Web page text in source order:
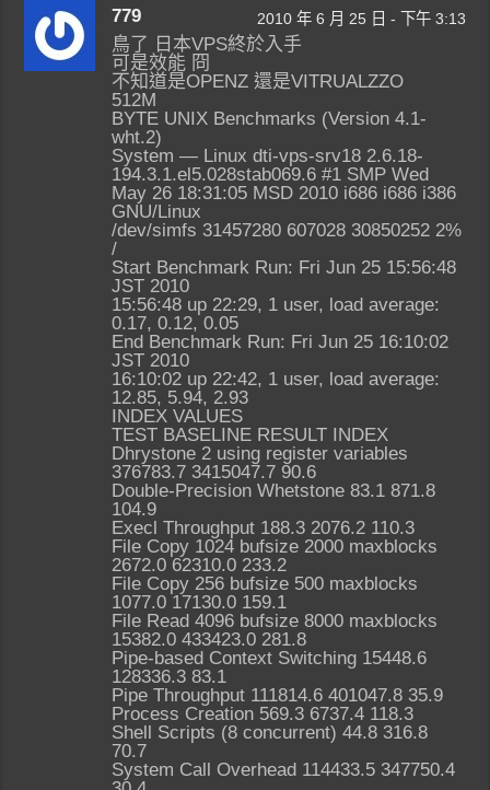
779 2010 年 6 月 25 日 - 下午 3:13
鳥了 日本VPS終於入手
可是效能 冏
不知道是OPENZ 還是VITRUALZZO
512M
BYTE UNIX Benchmarks (Version 4.1-
wht.2)
System — Linux dti-vps-srv18 2.6.18-
194.3.1.el5.028stab069.6 #1 SMP Wed
May 26 18:31:05 MSD 2010 i686 i686 i386
GNU/Linux
/dev/simfs 31457280 607028 30850252 2%
/
Start Benchmark Run: Fri Jun 25 15:56:48
JST 2010
15:56:48 up 22:29, 1 user, load average:
0.17, 0.12, 0.05
End Benchmark Run: Fri Jun 25 16:10:02
JST 2010
16:10:02 up 22:42, 1 user, load average:
12.85, 5.94, 2.93
INDEX VALUES
TEST BASELINE RESULT INDEX
Dhrystone 2 using register variables
376783.7 3415047.7 90.6
Double-Precision Whetstone 83.1 871.8
104.9
Execl Throughput 188.3 2076.2 110.3
File Copy 1024 bufsize 2000 maxblocks
2672.0 62310.0 233.2
File Copy 256 bufsize 500 maxblocks
1077.0 17130.0 159.1
File Read 4096 bufsize 8000 maxblocks
15382.0 433423.0 281.8
Pipe-based Context Switching 15448.6
128336.3 83.1
Pipe Throughput 111814.6 401047.8 35.9
Process Creation 569.3 6737.4 118.3
Shell Scripts (8 concurrent) 44.8 316.8
70.7
System Call Overhead 114433.5 347750.4